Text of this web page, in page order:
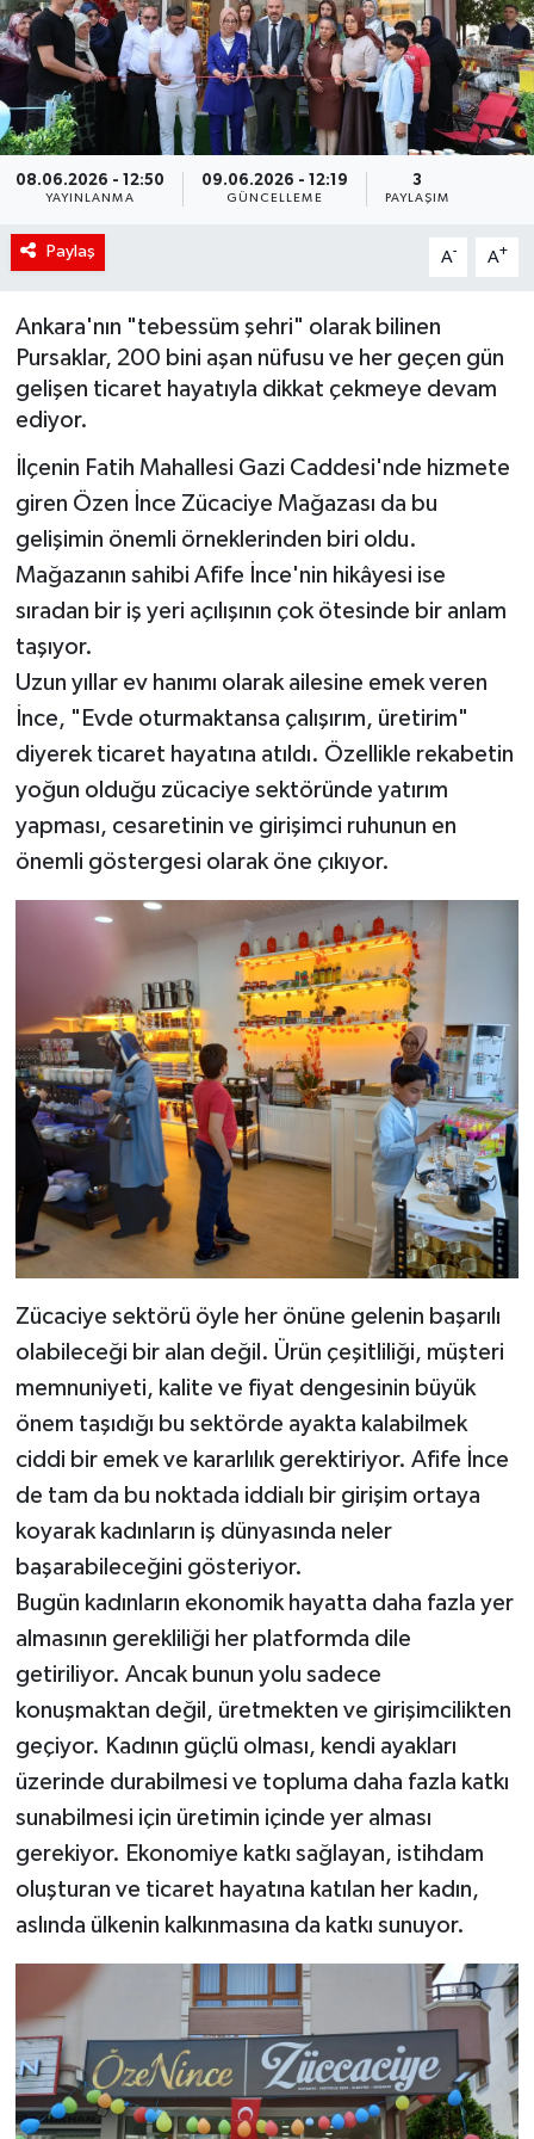
08.06.2026 - 12:50
YAYINLANMA
09.06.2026 - 12:19
GÜNCELLEME
3
PAYLAŞIM
Paylaş A- A+
Ankara'nın "tebessüm şehri" olarak bilinen
Pursaklar, 200 bini aşan nüfusu ve her geçen gün
gelişen ticaret hayatıyla dikkat çekmeye devam
ediyor.
İlçenin Fatih Mahallesi Gazi Caddesi'nde hizmete
giren Özen İnce Zücaciye Mağazası da bu
gelişimin önemli örneklerinden biri oldu.
Mağazanın sahibi Afife İnce'nin hikâyesi ise
sıradan bir iş yeri açılışının çok ötesinde bir anlam
taşıyor.
Uzun yıllar ev hanımı olarak ailesine emek veren
İnce, "Evde oturmaktansa çalışırım, üretirim"
diyerek ticaret hayatına atıldı. Özellikle rekabetin
yoğun olduğu zücaciye sektöründe yatırım
yapması, cesaretinin ve girişimci ruhunun en
önemli göstergesi olarak öne çıkıyor.
Zücaciye sektörü öyle her önüne gelenin başarılı
olabileceği bir alan değil. Ürün çeşitliliği, müşteri
memnuniyeti, kalite ve fiyat dengesinin büyük
önem taşıdığı bu sektörde ayakta kalabilmek
ciddi bir emek ve kararlılık gerektiriyor. Afife İnce
de tam da bu noktada iddialı bir girişim ortaya
koyarak kadınların iş dünyasında neler
başarabileceğini gösteriyor.
Bugün kadınların ekonomik hayatta daha fazla yer
almasının gerekliliği her platformda dile
getiriliyor. Ancak bunun yolu sadece
konuşmaktan değil, üretmekten ve girişimcilikten
geçiyor. Kadının güçlü olması, kendi ayakları
üzerinde durabilmesi ve topluma daha fazla katkı
sunabilmesi için üretimin içinde yer alması
gerekiyor. Ekonomiye katkı sağlayan, istihdam
oluşturan ve ticaret hayatına katılan her kadın,
aslında ülkenin kalkınmasına da katkı sunuyor.
Siyaset
Spor